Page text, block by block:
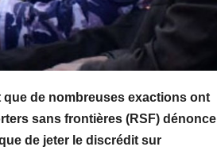
de nombreuses exactions ont
sans frontières (RSF) dénonce
de jeter le discrédit sur